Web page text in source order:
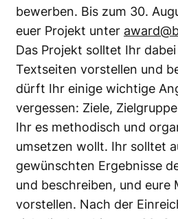
bewerben. Bis zum 30.
euer Projekt unter
Das Projekt solltet Ihr
Textseiten vorstellen und
dürft Ihr einige wichtige
vergessen: Ziele,
Ihr es methodisch und
umsetzen wollt. Ihr solltet
gewünschten Ergebnisse
und beschreiben, und eure
vorstellen. Nach der